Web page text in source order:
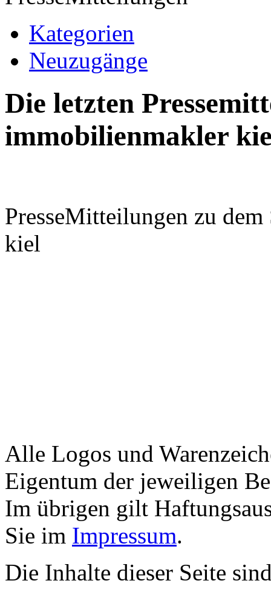
Kategorien
Neuzugänge
Die letzten
immobilienmakler
PresseMitteilungen zu
kiel
Alle Logos und
Eigentum der jeweiligen
Im übrigen gilt
Sie im Impressum.
Die Inhalte dieser Seite